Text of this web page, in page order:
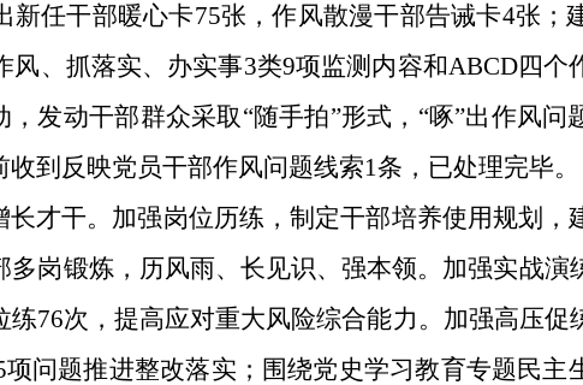
任干部暖心卡75张，作风散漫干部告诫卡4张；
、抓落实、办实事3类9项监测内容和ABCD四个
发动干部群众采取“随手拍”形式，“啄”出作风问
到反映党员干部作风问题线索1条，已处理完毕。
才干。加强岗位历练，制定干部培养使用规划，
岗锻炼，历风雨、长见识、强本领。加强实战演
76次，提高应对重大风险综合能力。加强高压促
问题推进整改落实；围绕党史学习教育专题民主